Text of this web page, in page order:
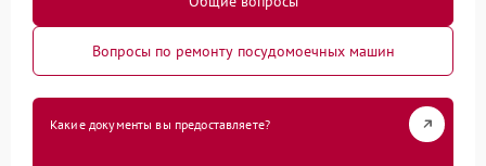
Вопросы по ремонту посудомоечных машин
Какие документы вы предоставляете?